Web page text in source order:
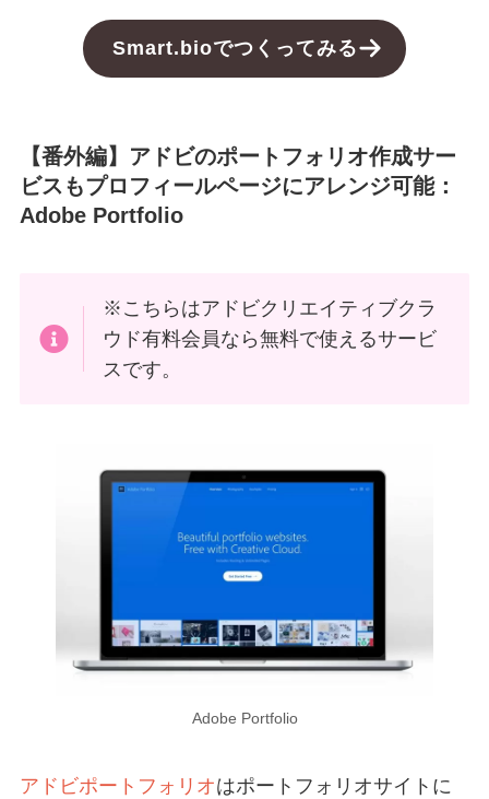
Smart.bioでつくってみる
【番外編】アドビのポートフォリオ作成サー
ビスもプロフィールページにアレンジ可能：
Adobe Portfolio
※こちらはアドビクリエイティブクラ
ウド有料会員なら無料で使えるサービ
スです。
Adobe Portfolio
アドビポートフォリオはポートフォリオサイトに